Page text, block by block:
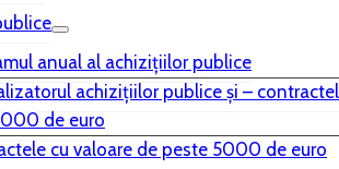
anual al achiziţiilor publice
achiziţiilor publice şi –
de euro
cu valoare de peste 5000 de euro